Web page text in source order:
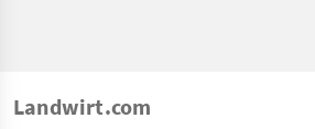
Landwirt.com